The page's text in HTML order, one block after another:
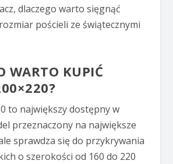
dlaczego warto sięgnąć
pościeli ze świątecznymi
WARTO KUPIĆ
to największy dostępny w
przeznaczony na największe
sprawdza się do przykrywania
o szerokości od 160 do 220